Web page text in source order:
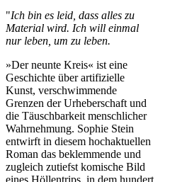
"Ich bin es leid, dass alles zu
Material wird. Ich will einmal
nur leben, um zu leben.
»Der neunte Kreis« ist eine
Geschichte über artifizielle
Kunst, verschwimmende
Grenzen der Urheberschaft und
die Täuschbarkeit menschlicher
Wahrnehmung. Sophie Stein
entwirft in diesem hochaktuellen
Roman das beklemmende und
zugleich zutiefst komische Bild
eines Höllentrips, in dem hundert